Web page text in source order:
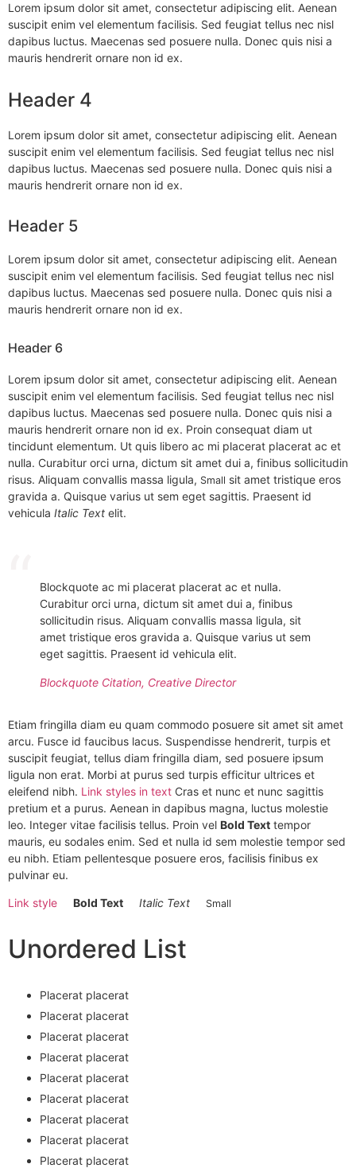
Lorem ipsum dolor sit amet, consectetur adipiscing elit. Aenean
suscipit enim vel elementum facilisis. Sed feugiat tellus nec nisl
dapibus luctus. Maecenas sed posuere nulla. Donec quis nisi a
mauris hendrerit ornare non id ex.
Header 4
Lorem ipsum dolor sit amet, consectetur adipiscing elit. Aenean
suscipit enim vel elementum facilisis. Sed feugiat tellus nec nisl
dapibus luctus. Maecenas sed posuere nulla. Donec quis nisi a
mauris hendrerit ornare non id ex.
Header 5
Lorem ipsum dolor sit amet, consectetur adipiscing elit. Aenean
suscipit enim vel elementum facilisis. Sed feugiat tellus nec nisl
dapibus luctus. Maecenas sed posuere nulla. Donec quis nisi a
mauris hendrerit ornare non id ex.
Header 6
Lorem ipsum dolor sit amet, consectetur adipiscing elit. Aenean
suscipit enim vel elementum facilisis. Sed feugiat tellus nec nisl
dapibus luctus. Maecenas sed posuere nulla. Donec quis nisi a
mauris hendrerit ornare non id ex. Proin consequat diam ut
tincidunt elementum. Ut quis libero ac mi placerat placerat ac et
nulla. Curabitur orci urna, dictum sit amet dui a, finibus sollicitudin
risus. Aliquam convallis massa ligula, Small sit amet tristique eros
gravida a. Quisque varius ut sem eget sagittis. Praesent id
vehicula Italic Text elit.
Blockquote ac mi placerat placerat ac et nulla.
Curabitur orci urna, dictum sit amet dui a, finibus
sollicitudin risus. Aliquam convallis massa ligula, sit
amet tristique eros gravida a. Quisque varius ut sem
eget sagittis. Praesent id vehicula elit.
Blockquote Citation, Creative Director
Etiam fringilla diam eu quam commodo posuere sit amet sit amet
arcu. Fusce id faucibus lacus. Suspendisse hendrerit, turpis et
suscipit feugiat, tellus diam fringilla diam, sed posuere ipsum
ligula non erat. Morbi at purus sed turpis efficitur ultrices et
eleifend nibh. Link styles in text Cras et nunc et nunc sagittis
pretium et a purus. Aenean in dapibus magna, luctus molestie
leo. Integer vitae facilisis tellus. Proin vel Bold Text tempor
mauris, eu sodales enim. Sed et nulla id sem molestie tempor sed
eu nibh. Etiam pellentesque posuere eros, facilisis finibus ex
pulvinar eu.
Link style Bold Text Italic Text Small
Unordered List
Placerat placerat
Placerat placerat
Placerat placerat
Placerat placerat
Placerat placerat
Placerat placerat
Placerat placerat
Placerat placerat
Placerat placerat